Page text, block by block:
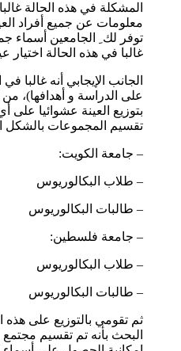
المشكلة في هذه الحالة
معلومات عن جميع أفراد
توفر لك ِ الجامعين أسماء
غالبا في هذه الحالة اختيار
الجانب الإيجابي أنه غالبا
على الدراسة و أهدافها)،
بتوزيع العينة عشوائيا
تقسيم المجموعات بالشكل
– جامعة الكويت:
– طلاب البكالوريوس
– طالبات البكالوريوس
– جامعة فلسطين:
– طلاب البكالوريوس
– طالبات البكالوريوس
البحث بأنه تم تقسيم